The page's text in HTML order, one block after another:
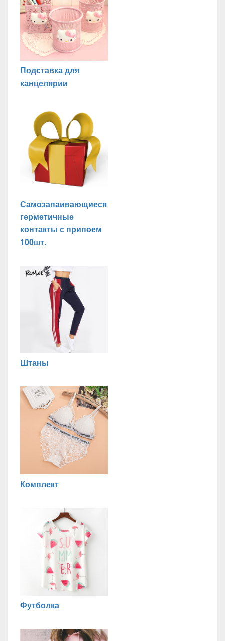
Подставка для
канцелярии
Самозапаивающиеся
герметичные
контакты с припоем
100шт.
Штаны
Комплект
Футболка